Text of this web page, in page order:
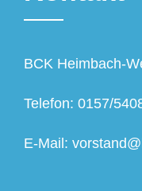
BCK Heimbach-
Telefon: 0157/
E-Mail: